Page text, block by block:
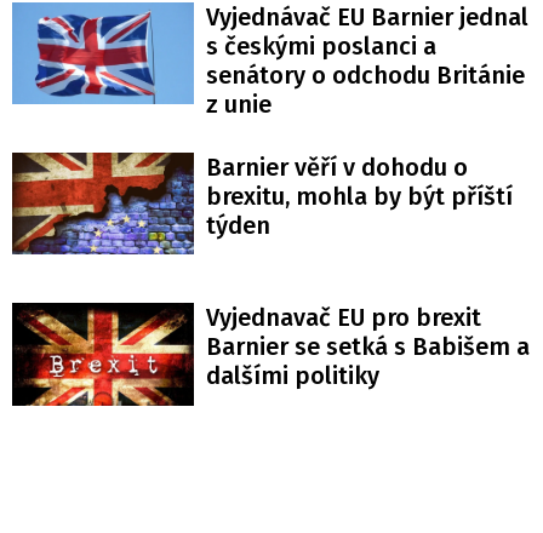
Vyjednávač EU Barnier jednal
s českými poslanci a
senátory o odchodu Británie
z unie
Barnier věří v dohodu o
brexitu, mohla by být příští
týden
Vyjednavač EU pro brexit
Barnier se setká s Babišem a
dalšími politiky